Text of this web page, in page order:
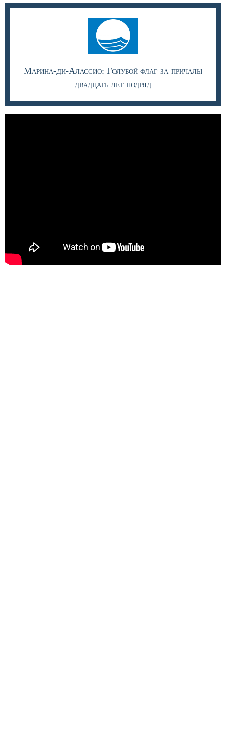
Марина-ди-Алассио: Голубой флаг за причалы
двадцать лет подряд